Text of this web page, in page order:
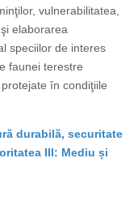
vulnerabilitatea,
elaborarea
speciilor de interes
faunei terestre
în condiţiile
durabilă, securitate
III: Mediu și